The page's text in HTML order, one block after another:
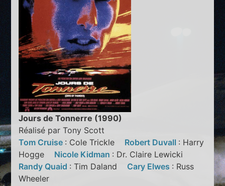
Jours de Tonnerre (1990)
Réalisé par Tony Scott
Tom Cruise : Cole Trickle Robert Duvall : Harry
Hogge Nicole Kidman : Dr. Claire Lewicki
Randy Quaid : Tim Daland Cary Elwes : Russ
Wheeler